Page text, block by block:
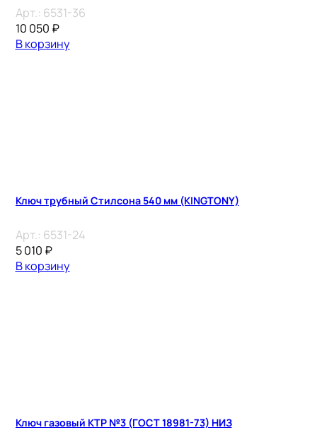
Арт.: 6531-36
10 050 ₽
В корзину
Ключ трубный Стилсона 540 мм (KINGTONY)
Арт.: 6531-24
5 010 ₽
В корзину
Ключ газовый КТР №3 (ГОСТ 18981-73) НИЗ